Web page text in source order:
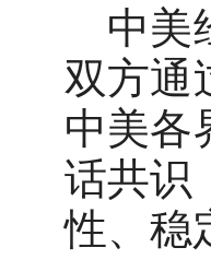
中美
双方通
中美各
话共识
性、稳